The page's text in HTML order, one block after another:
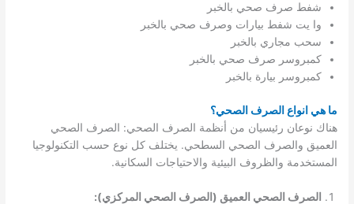
شفط صرف صحي بالخبر
وا يت شفط بيارات وصرف صحي بالخبر
سحب مجاري بالخبر
كمبروسر صرف صحي بالخبر
كمبروسر بيارة بالخبر
ما هي انواع الصرف الصحي؟
هناك نوعان رئيسيان من أنظمة الصرف الصحي: الصرف الصحي
العميق والصرف الصحي السطحي. يختلف كل نوع حسب التكنولوجيا
المستخدمة والظروف البيئية والاحتياجات السكانية.
الصرف الصحي العميق (الصرف الصحي المركزي):